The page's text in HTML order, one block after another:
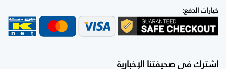
خيارات الدفع:
اشترك في صحيفتنا الإخبارية